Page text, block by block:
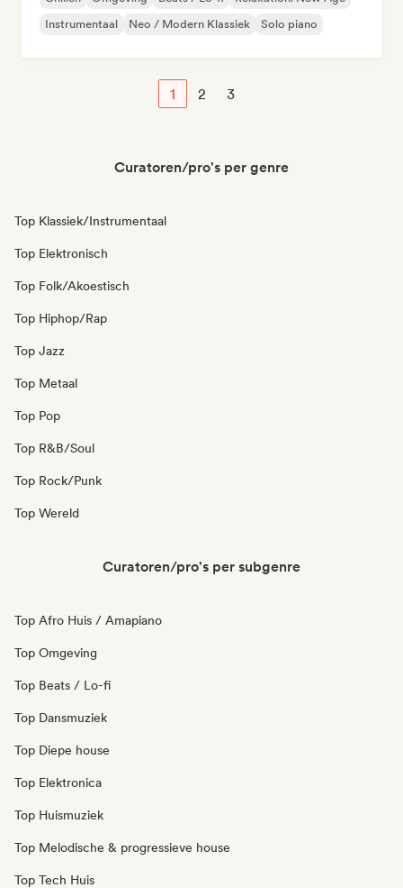
Instrumentaal
Neo / Modern Klassiek Solo piano
1 2 3
Curatoren/pro's per genre
Top Klassiek/Instrumentaal
Top Elektronisch
Top Folk/Akoestisch
Top Hiphop/Rap
Top Jazz
Top Metaal
Top Pop
Top R&B/Soul
Top Rock/Punk
Top Wereld
Curatoren/pro's per subgenre
Top Afro Huis / Amapiano
Top Omgeving
Top Beats / Lo-fi
Top Dansmuziek
Top Diepe house
Top Elektronica
Top Huismuziek
Top Melodische & progressieve house
Top Tech Huis